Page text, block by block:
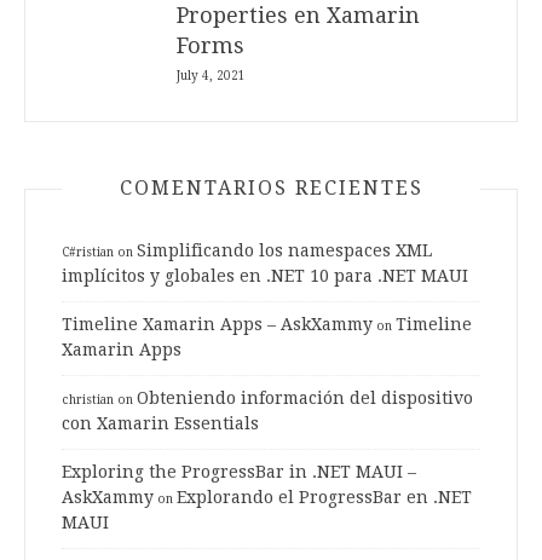
Properties en Xamarin
Forms
July 4, 2021
COMENTARIOS RECIENTES
C#ristian on Simplificando los namespaces XML
implícitos y globales en .NET 10 para .NET MAUI
Timeline Xamarin Apps – AskXammy on Timeline
Xamarin Apps
christian on Obteniendo información del dispositivo
con Xamarin Essentials
Exploring the ProgressBar in .NET MAUI –
AskXammy on Explorando el ProgressBar en .NET
MAUI